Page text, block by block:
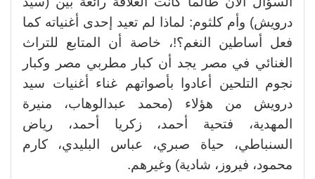
درويش) وأم كلثوم: لماذا لم تعيد إحدى أغنياته كما
فعل أساطين النغم؟!، خاصة أن المتابع للتراث
الغنائي في مصر يجد أن كبار مطربي مصر وكبار
نجوم التلحين أعادوا بأصواتهم غناء أغنيات سيد
درويش من هؤلاء (محمد عبدالوهاب، منيرة
المهدية، فتحية أحمد، زكريا أحمد، رياض
السنباطي، حياة صبري، عباس البليدي، كارم
محمود، فيروز، شادية) وغيرهم.